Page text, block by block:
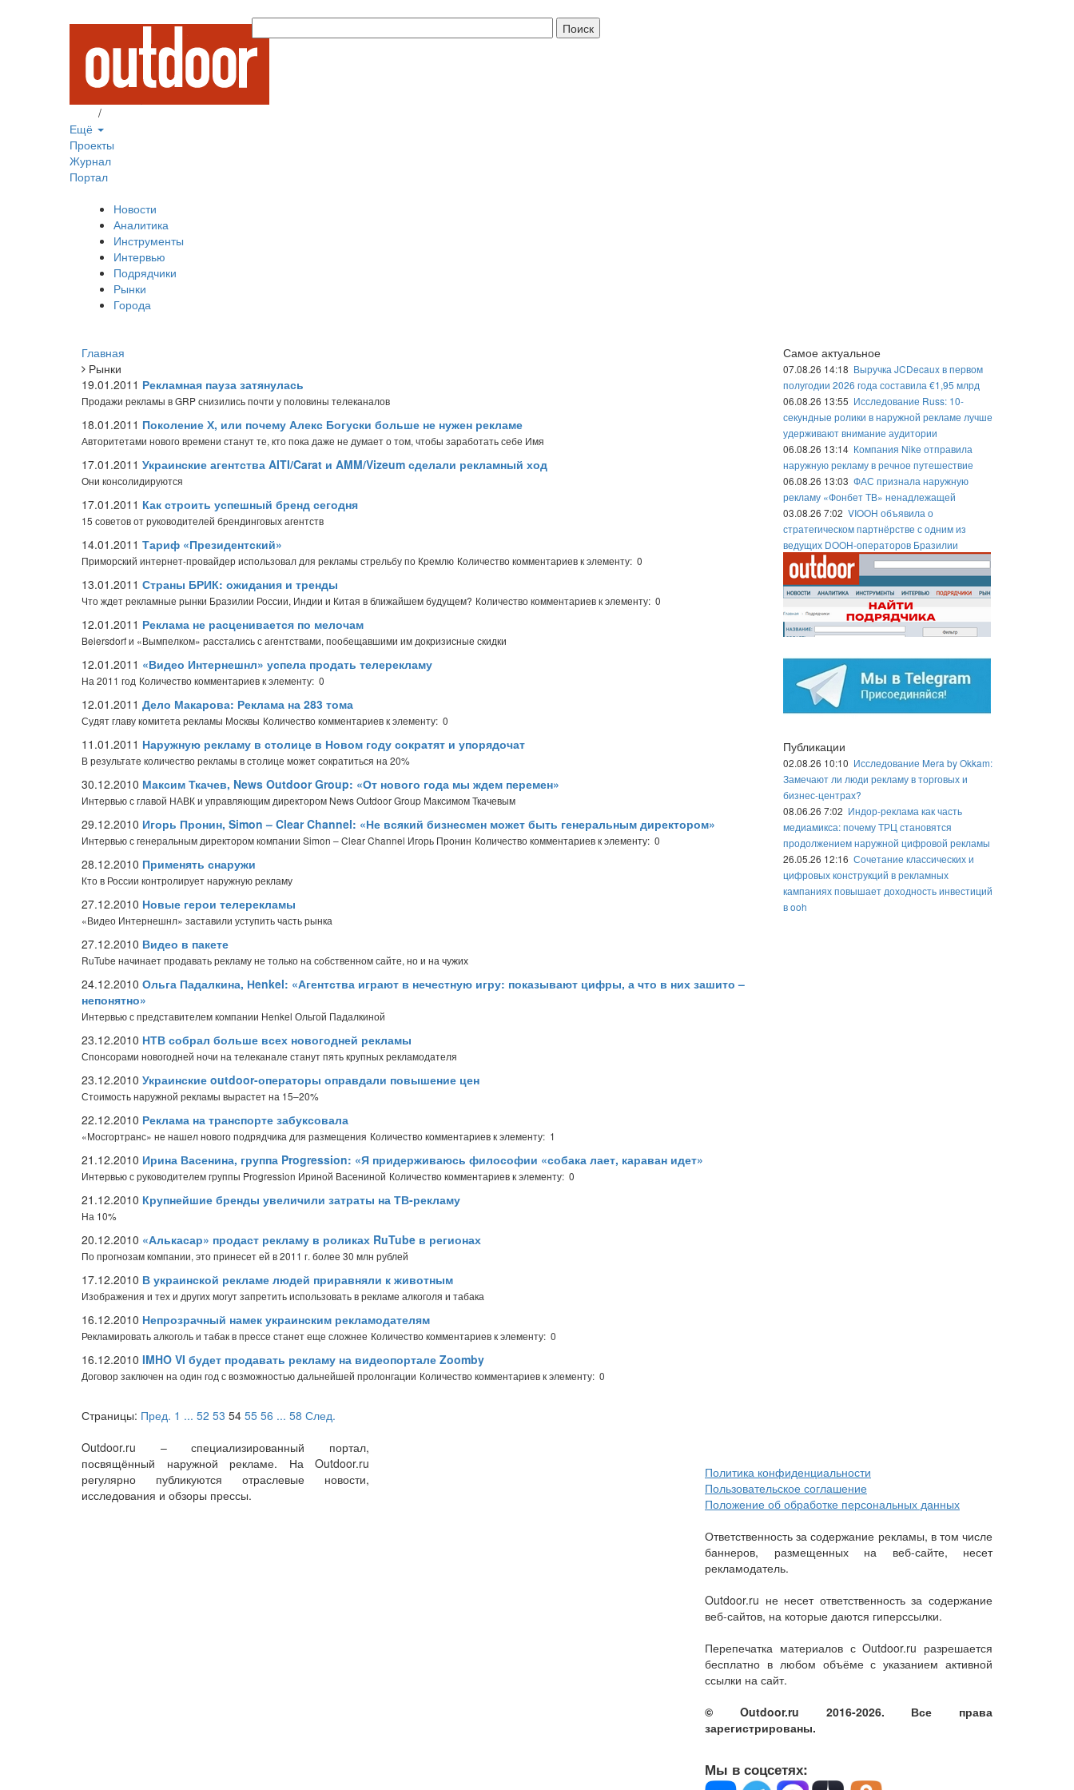
/
Ещё
Проекты
Журнал
Портал
Новости
Аналитика
Инструменты
Интервью
Подрядчики
Рынки
Города
Главная
Рынки
19.01.2011 Рекламная пауза затянулась
Продажи рекламы в GRP снизились почти у половины телеканалов
18.01.2011 Поколение Х, или почему Алекс Богуски больше не нужен рекламе
Авторитетами нового времени станут те, кто пока даже не думает о том, чтобы заработать себе Имя
17.01.2011 Украинские агентства AITI/Carat и AMM/Vizeum сделали рекламный ход
Они консолидируются
17.01.2011 Как строить успешный бренд сегодня
15 советов от руководителей брендинговых агентств
14.01.2011 Тариф «Президентский»
Приморский интернет-провайдер использовал для рекламы стрельбу по Кремлю Количество комментариев к элементу: 0
13.01.2011 Страны БРИК: ожидания и тренды
Что ждет рекламные рынки Бразилии России, Индии и Китая в ближайшем будущем? Количество комментариев к элементу: 0
12.01.2011 Реклама не расценивается по мелочам
Beiersdorf и «Вымпелком» расстались с агентствами, пообещавшими им докризисные скидки
12.01.2011 «Видео Интернешнл» успела продать телерекламу
На 2011 год Количество комментариев к элементу: 0
12.01.2011 Дело Макарова: Реклама на 283 тома
Судят главу комитета рекламы Москвы Количество комментариев к элементу: 0
11.01.2011 Наружную рекламу в столице в Новом году сократят и упорядочат
В результате количество рекламы в столице может сократиться на 20%
30.12.2010 Максим Ткачев, News Outdoor Group: «От нового года мы ждем перемен»
Интервью с главой НАВК и управляющим директором News Outdoor Group Максимом Ткачевым
29.12.2010 Игорь Пронин, Simon – Clear Channel: «Не всякий бизнесмен может быть генеральным директором»
Интервью с генеральным директором компании Simon – Clear Channel Игорь Пронин Количество комментариев к элементу: 0
28.12.2010 Применять снаружи
Кто в России контролирует наружную рекламу
27.12.2010 Новые герои телерекламы
«Видео Интернешнл» заставили уступить часть рынка
27.12.2010 Видео в пакете
RuTube начинает продавать рекламу не только на собственном сайте, но и на чужих
24.12.2010 Ольга Падалкина, Нenkel: «Агентства играют в нечестную игру: показывают цифры, а что в них зашито –
непонятно»
Интервью с представителем компании Henkel Ольгой Падалкиной
23.12.2010 НТВ собрал больше всех новогодней рекламы
Спонсорами новогодней ночи на телеканале станут пять крупных рекламодателя
23.12.2010 Украинские outdoor-операторы оправдали повышение цен
Стоимость наружной рекламы вырастет на 15–20%
22.12.2010 Реклама на транспорте забуксовала
«Мосгортранс» не нашел нового подрядчика для размещения Количество комментариев к элементу: 1
21.12.2010 Ирина Васенина, группа Progression: «Я придерживаюсь философии «собака лает, караван идет»
Интервью с руководителем группы Progression Ириной Васениной Количество комментариев к элементу: 0
21.12.2010 Крупнейшие бренды увеличили затраты на ТВ-рекламу
На 10%
20.12.2010 «Алькасар» продаст рекламу в роликах RuTube в регионах
По прогнозам компании, это принесет ей в 2011 г. более 30 млн рублей
17.12.2010 В украинской рекламе людей приравняли к животным
Изображения и тех и других могут запретить использовать в рекламе алкоголя и табака
16.12.2010 Непрозрачный намек украинским рекламодателям
Рекламировать алкоголь и табак в прессе станет еще сложнее Количество комментариев к элементу: 0
16.12.2010 IMHO VI будет продавать рекламу на видеопортале Zoomby
Договор заключен на один год с возможностью дальнейшей пролонгации Количество комментариев к элементу: 0
Страницы: Пред. 1 ... 52 53 54 55 56 ... 58 След.
Самое актуальное
07.08.26 14:18 Выручка JCDecaux в первом
полугодии 2026 года составила €1,95 млрд
06.08.26 13:55 Исследование Russ: 10-
секундные ролики в наружной рекламе лучше
удерживают внимание аудитории
06.08.26 13:14 Компания Nike отправила
наружную рекламу в речное путешествие
06.08.26 13:03 ФАС признала наружную
рекламу «Фонбет ТВ» ненадлежащей
03.08.26 7:02 VIOOH объявила о
стратегическом партнёрстве с одним из
ведущих DOOH-операторов Бразилии
Публикации
02.08.26 10:10 Исследование Mera by Okkam:
Замечают ли люди рекламу в торговых и
бизнес-центрах?
08.06.26 7:02 Индор-реклама как часть
медиамикса: почему ТРЦ становятся
продолжением наружной цифровой рекламы
26.05.26 12:16 Сочетание классических и
цифровых конструкций в рекламных
кампаниях повышает доходность инвестиций
в ooh
Outdoor.ru – специализированный портал,
посвящённый наружной рекламе. На Outdoor.ru
регулярно публикуются отраслевые новости,
исследования и обзоры прессы.
Политика конфиденциальности
Пользовательское соглашение
Положение об обработке персональных данных
Ответственность за содержание рекламы, в том числе
баннеров, размещенных на веб-сайте, несет
рекламодатель.
Outdoor.ru не несет ответственность за содержание
веб-сайтов, на которые даются гиперссылки.
Перепечатка материалов с Outdoor.ru разрешается
бесплатно в любом объёме с указанием активной
ссылки на сайт.
© Outdoor.ru 2016-2026. Все права
зарегистрированы.
Мы в соцсетях: